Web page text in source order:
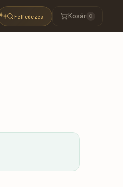
Felfedezés Kosár 0